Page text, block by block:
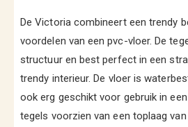
De Victoria combineert een trendy
voordelen van een pvc-vloer. De
structuur en best perfect in een
trendy interieur. De vloer is
ook erg geschikt voor gebruik in
tegels voorzien van een toplaag